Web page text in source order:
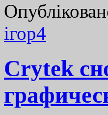
ігор4
Crytek